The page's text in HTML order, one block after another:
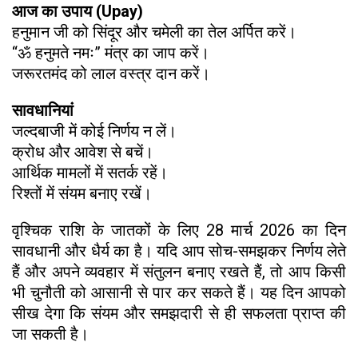
आज का उपाय (Upay)
हनुमान जी को सिंदूर और चमेली का तेल अर्पित करें।
“ॐ हनुमते नमः” मंत्र का जाप करें।
जरूरतमंद को लाल वस्त्र दान करें।
सावधानियां
जल्दबाजी में कोई निर्णय न लें।
क्रोध और आवेश से बचें।
आर्थिक मामलों में सतर्क रहें।
रिश्तों में संयम बनाए रखें।
वृश्चिक राशि के जातकों के लिए 28 मार्च 2026 का दिन
सावधानी और धैर्य का है। यदि आप सोच-समझकर निर्णय लेते
हैं और अपने व्यवहार में संतुलन बनाए रखते हैं, तो आप किसी
भी चुनौती को आसानी से पार कर सकते हैं। यह दिन आपको
सीख देगा कि संयम और समझदारी से ही सफलता प्राप्त की
जा सकती है।